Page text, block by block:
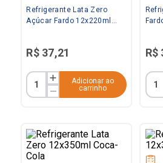
Refrigerante Lata Zero
Açúcar Fardo 12x220ml
R$ 37,21
Adicionar ao
carrinho
R$